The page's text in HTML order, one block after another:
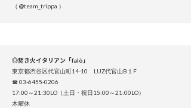
（ @team_trippa ）
◎焚き火イタリアン「falò」
東京都渋谷区代官山町14-10 LUZ代官山B１F
☎ 03-6455-0206
17:00～21:30LO（土日・祝日15:00～21:00LO）
木曜休